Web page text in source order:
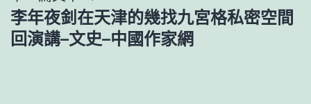
覽
李年夜釗在天津的幾找九宮格私密空間
回演講–文史–中國作家網